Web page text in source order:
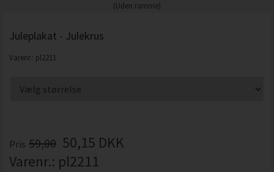
(Uden ramme)
Juleplakat - Julekrus
Varenr.: pl2211
Pris 59,00 50,15 DKK
Varenr.: pl2211